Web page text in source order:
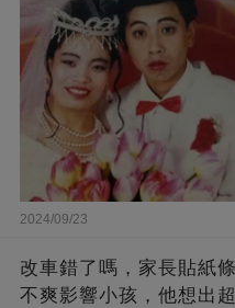
2024/09/23
改車錯了嗎，家長貼紙
不爽影響小孩，他想出